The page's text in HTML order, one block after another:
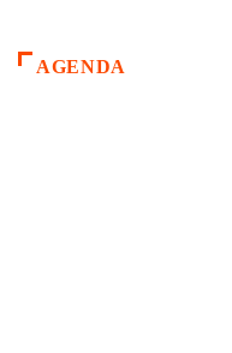
AGENDA